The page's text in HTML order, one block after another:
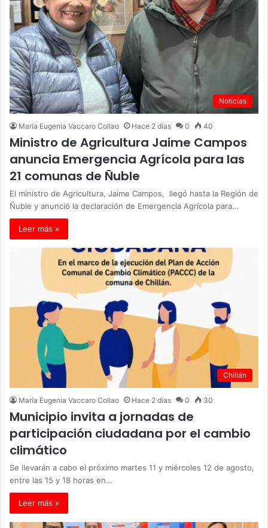
Noticias
María Eugenia Vaccaro Collao Hace 2 días 0 40
Ministro de Agricultura Jaime Campos
anuncia Emergencia Agrícola para las
21 comunas de Ñuble
El ministro de Agricultura, Jaime Campos, llegó hasta la Región de
Ñuble y anunció la declaración de Emergencia Agrícola para…
Leer más »
Chillán
María Eugenia Vaccaro Collao Hace 2 días 0 30
Municipio invita a jornadas de
participación ciudadana por el cambio
climático
Se llevarán a cabo el próximo martes 11 y miércoles 12 de agosto,
entre las 15 y 18 horas en…
Leer más »